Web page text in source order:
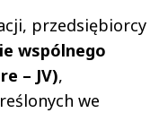
przedsiębiorcy
wspólnego
– JV),
we